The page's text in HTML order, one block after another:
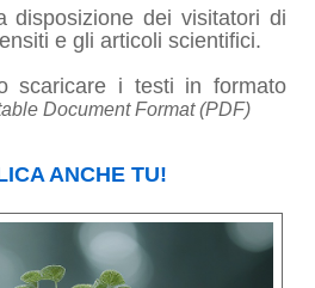
disposizione dei visitatori di
e gli articoli scientifici.
scaricare i testi in formato
Document Format (PDF)
ANCHE TU!